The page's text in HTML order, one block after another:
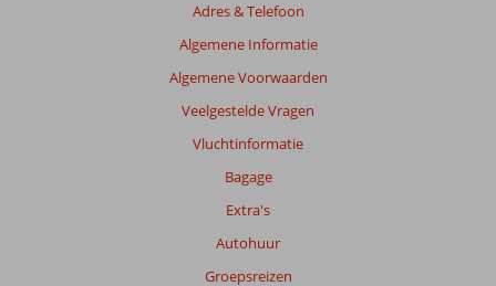
Adres & Telefoon
Algemene Informatie
Algemene Voorwaarden
Veelgestelde Vragen
Vluchtinformatie
Bagage
Extra's
Autohuur
Groepsreizen